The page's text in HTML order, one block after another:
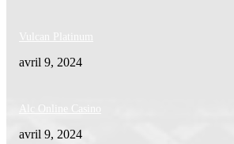
Vulcan Platinum
avril 9, 2024
Alc Online Casino
avril 9, 2024